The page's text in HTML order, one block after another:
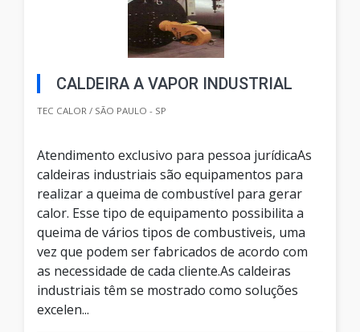
CALDEIRA A VAPOR INDUSTRIAL
TEC CALOR / SÃO PAULO - SP
Atendimento exclusivo para pessoa jurídicaAs
caldeiras industriais são equipamentos para
realizar a queima de combustível para gerar
calor. Esse tipo de equipamento possibilita a
queima de vários tipos de combustiveis, uma
vez que podem ser fabricados de acordo com
as necessidade de cada cliente.As caldeiras
industriais têm se mostrado como soluções
excelen...